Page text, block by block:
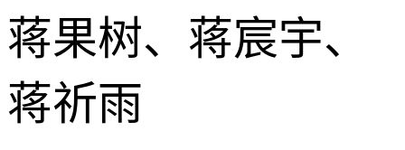
蒋果树、蒋宸宇、
蒋祈雨